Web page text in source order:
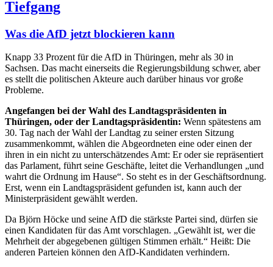
Tiefgang
Was die AfD jetzt blockieren kann
Knapp 33 Prozent für die AfD in Thüringen, mehr als 30 in
Sachsen. Das macht einerseits die Regierungsbildung schwer, aber
es stellt die politischen Akteure auch darüber hinaus vor große
Probleme.
Angefangen bei der Wahl des Landtagspräsidenten in
Thüringen, oder der Landtagspräsidentin: Wenn spätestens am
30. Tag nach der Wahl der Landtag zu seiner ersten Sitzung
zusammenkommt, wählen die Abgeordneten eine oder einen der
ihren in ein nicht zu unterschätzendes Amt: Er oder sie repräsentiert
das Parlament, führt seine Geschäfte, leitet die Verhandlungen „und
wahrt die Ordnung im Hause“. So steht es in der Geschäftsordnung.
Erst, wenn ein Landtagspräsident gefunden ist, kann auch der
Ministerpräsident gewählt werden.
Da Björn Höcke und seine AfD die stärkste Partei sind, dürfen sie
einen Kandidaten für das Amt vorschlagen. „Gewählt ist, wer die
Mehrheit der abgegebenen gültigen Stimmen erhält.“ Heißt: Die
anderen Parteien können den AfD-Kandidaten verhindern.